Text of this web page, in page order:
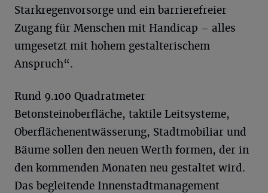
Starkregenvorsorge und ein barrierefreier
Zugang für Menschen mit Handicap – alles
umgesetzt mit hohem gestalterischem
Anspruch“.
Rund 9.100 Quadratmeter
Betonsteinoberfläche, taktile Leitsysteme,
Oberflächenentwässerung, Stadtmobiliar und
Bäume sollen den neuen Werth formen, der in
den kommenden Monaten neu gestaltet wird.
Das begleitende Innenstadtmanagement